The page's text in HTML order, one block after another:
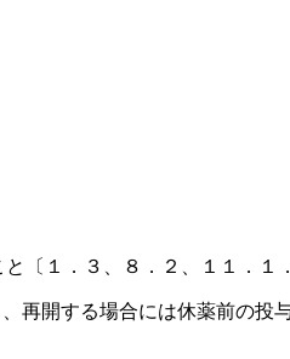
〔１．３、８．２、１１．１
開する場合には休薬前の投